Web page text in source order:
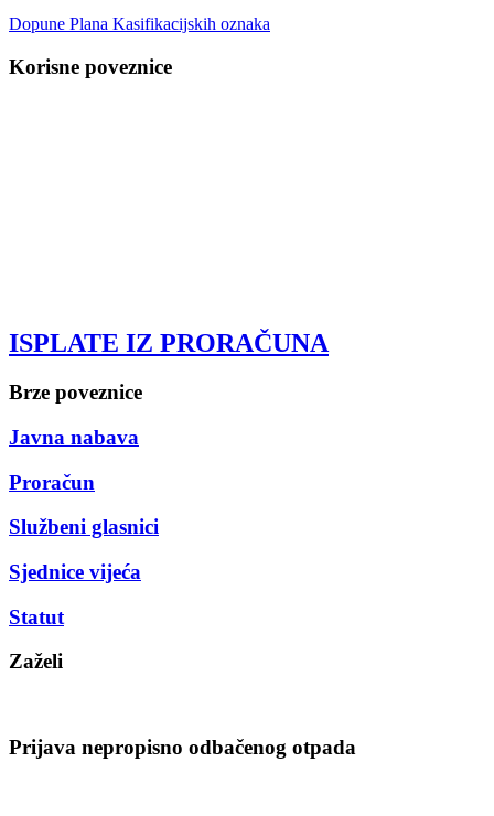
Dopune Plana Kasifikacijskih oznaka
Korisne poveznice
ISPLATE IZ PRORAČUNA
Brze poveznice
Javna nabava
Proračun
Službeni glasnici
Sjednice vijeća
Statut
Zaželi
Prijava nepropisno odbačenog otpada